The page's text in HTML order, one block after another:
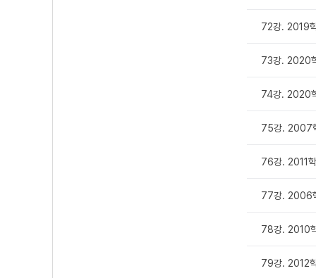
72강. 2019
73강. 2020
74강. 2020
75강. 2007
76강. 2011
77강. 2006
78강. 2010
79강. 2012